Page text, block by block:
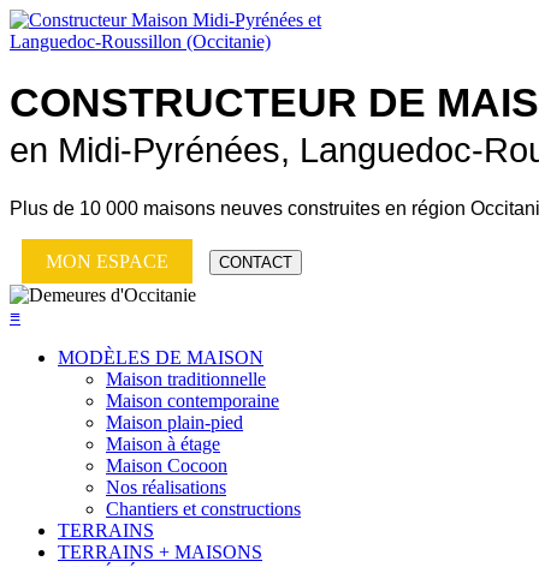
CONSTRUCTEUR DE
en Midi-Pyrénées, Languedoc-
Plus de 10 000 maisons neuves construites en région
MON ESPACE CONTACT
≡
MODÈLES DE MAISON
Maison traditionnelle
Maison contemporaine
Maison plain-pied
Maison à étage
Maison Cocoon
Nos réalisations
Chantiers et constructions
TERRAINS
TERRAINS + MAISONS